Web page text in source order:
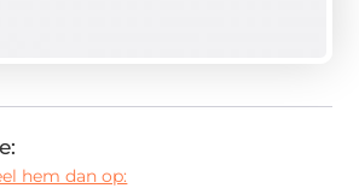
hem dan op: